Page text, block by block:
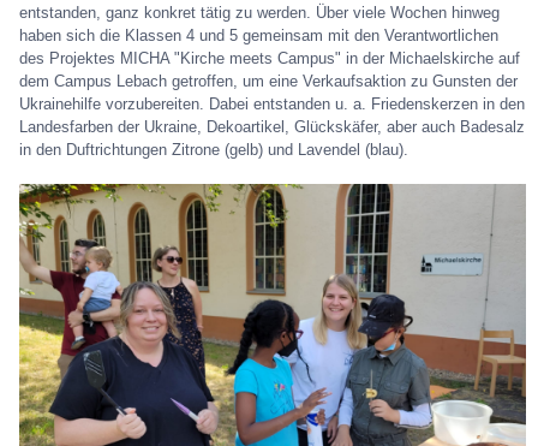
entstanden, ganz konkret tätig zu werden. Über viele Wochen hinweg
haben sich die Klassen 4 und 5 gemeinsam mit den Verantwortlichen
des Projektes MICHA "Kirche meets Campus" in der Michaelskirche auf
dem Campus Lebach getroffen, um eine Verkaufsaktion zu Gunsten der
Ukrainehilfe vorzubereiten. Dabei entstanden u. a. Friedenskerzen in den
Landesfarben der Ukraine, Dekoartikel, Glückskäfer, aber auch Badesalz
in den Duftrichtungen Zitrone (gelb) und Lavendel (blau).